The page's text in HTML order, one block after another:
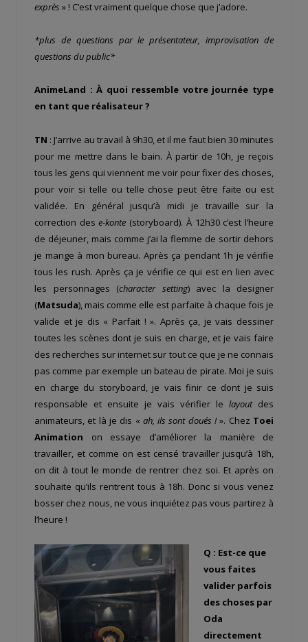
exprès » ! C’est vraiment quelque chose que j’adore.
*plus de questions par le présentateur, improvisation de
questions du public*
AnimeLand : À quoi ressemble votre journée type
en tant que réalisateur ?
TN : J’arrive au travail à 9h30, et il me faut bien 30 minutes
pour me mettre dans le bain. À partir de 10h, je reçois
tous les gens qui viennent me voir pour fixer des choses,
pour voir si telle ou telle chose peut être faite ou est
validée. En général jusqu’à midi je travaille sur la
correction dese-konte (storyboard). À 12h30 c’est l’heure
de déjeuner, mais comme j’ai la flemme de sortir dehors
je mange à mon bureau. Après ça pendant 1h je vérifie
tous les rush. Après ça je vérifie ce qui est en lien avec
les personnages (character setting) avec la designer
(Matsuda), mais comme elle est parfaite à chaque fois je
valide et je dis « Parfait ! ». Après ça, je vais dessiner
toutes les scènes dont je suis en charge, et je vais faire
des recherches sur internet sur tout ce que je ne connais
pas comme par exemple un bateau de pirate. Moi je suis
en charge du storyboard, je vais finir ce dont je suis
responsable et ensuite je vais vérifier le layoutdes
animateurs, et là je dis « ah, ils sont doués !». Chez Toei
Animation on essaye d’améliorer la manière de
travailler, et comme on est censé travailler jusqu’à 18h,
on dit à tout le monde de rentrer chez soi. Et après on
souhaite qu’ils rentrent tous à 18h. Donc si vous venez
bosser chez nous, ne vous inquiétez pas vous partirez à
l’heure !
Q : Est-ce que
vous faites
valider parfois
des choses par
Oda
directement